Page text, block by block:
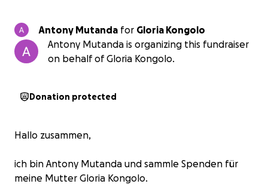
Antony Mutanda for Gloria Kongolo
Antony Mutanda is organizing this fundraiser
on behalf of Gloria Kongolo.
Donation protected
Hallo zusammen,
ich bin Antony Mutanda und sammle Spenden für
meine Mutter Gloria Kongolo.